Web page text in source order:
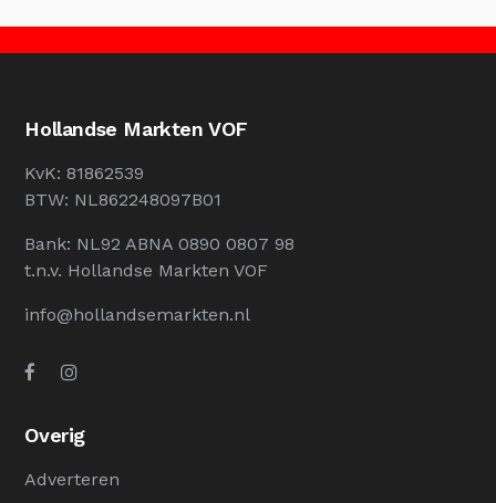
Hollandse Markten VOF
KvK: 81862539
BTW: NL862248097B01
Bank: NL92 ABNA 0890 0807 98
t.n.v. Hollandse Markten VOF
info@hollandsemarkten.nl
Overig
Adverteren